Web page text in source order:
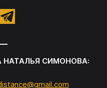
НАТАЛЬЯ СИМОНОВА: